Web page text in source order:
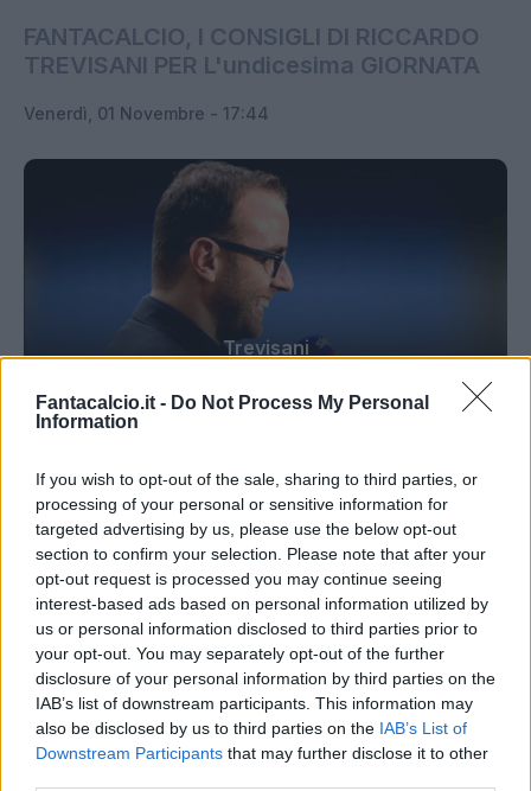
Fantacalcio.it - Do Not Process My Personal
Information
If you wish to opt-out of the sale, sharing to third parties, or
processing of your personal or sensitive information for
targeted advertising by us, please use the below opt-out
section to confirm your selection. Please note that after your
opt-out request is processed you may continue seeing
interest-based ads based on personal information utilized by
us or personal information disclosed to third parties prior to
your opt-out. You may separately opt-out of the further
disclosure of your personal information by third parties on the
IAB’s list of downstream participants. This information may
also be disclosed by us to third parties on the IAB’s List of
Downstream Participants that may further disclose it to other
FANTACALCIO, I CONSIGLI DI RICCARDO
TREVISANI PER L'undicesima GIORNATA
Venerdì, 01 Novembre - 17:44
Trevisani
Dubbi di formazione? Chi schierare in attacco?
eccezionale martedì per il turno
infrasettimanale), alle 17, capitan Riccardo
Trevisanirisponderà sulla pagina Facebook alle
vostre domande. Non lasciatevi sfuggire
l'occasione di ricevere consigli dal nostro
Capitano!
Nel frattempo guarda e ascolta i consigli di
questa decima giornata!
Autore